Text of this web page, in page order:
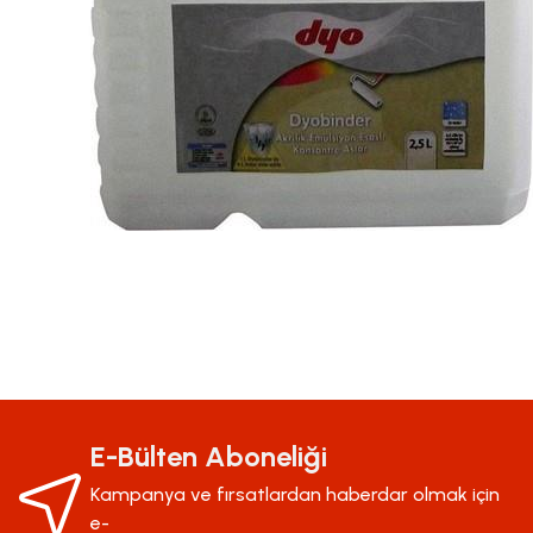
Ürün resmi kalitesiz, bozuk veya görüntülenemiyor.
Ürün açıklamasında eksik bilgiler bulunuyor.
Ürün bilgilerinde hatalar bulunuyor.
E-Bülten Aboneliği
Kampanya ve fırsatlardan haberdar olmak için
e-